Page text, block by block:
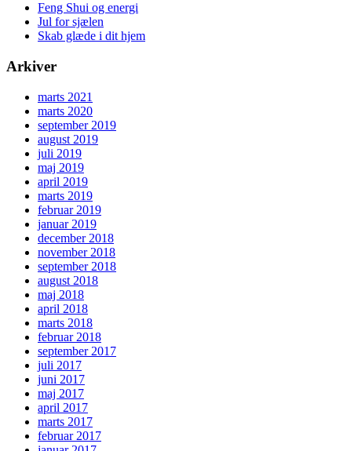
Feng Shui og energi
Jul for sjælen
Skab glæde i dit hjem
Arkiver
marts 2021
marts 2020
september 2019
august 2019
juli 2019
maj 2019
april 2019
marts 2019
februar 2019
januar 2019
december 2018
november 2018
september 2018
august 2018
maj 2018
april 2018
marts 2018
februar 2018
september 2017
juli 2017
juni 2017
maj 2017
april 2017
marts 2017
februar 2017